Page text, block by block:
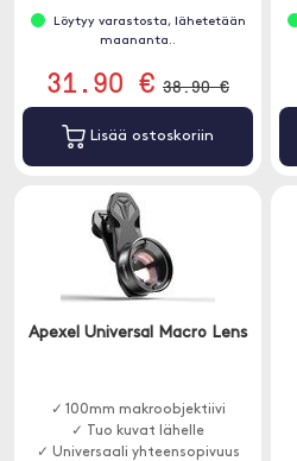
Löytyy varastosta, lähetetään
maananta..
31.90 € 38.90 €
Lisää ostoskoriin
Apexel Universal Macro Lens
✓ 100mm makroobjektiivi
✓ Tuo kuvat lähelle
✓ Universaali yhteensopivuus